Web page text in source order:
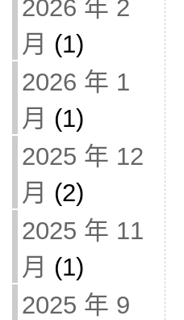
2026 年 2
月 (1)
2026 年 1
月 (1)
2025 年 12
月 (2)
2025 年 11
月 (1)
2025 年 9